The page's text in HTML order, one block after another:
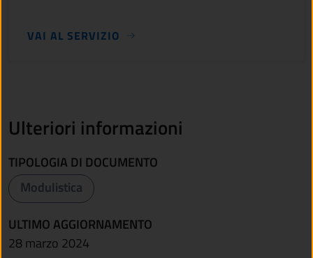
VAI AL SERVIZIO
Ulteriori informazioni
TIPOLOGIA DI DOCUMENTO
Modulistica
ULTIMO AGGIORNAMENTO
28 marzo 2024